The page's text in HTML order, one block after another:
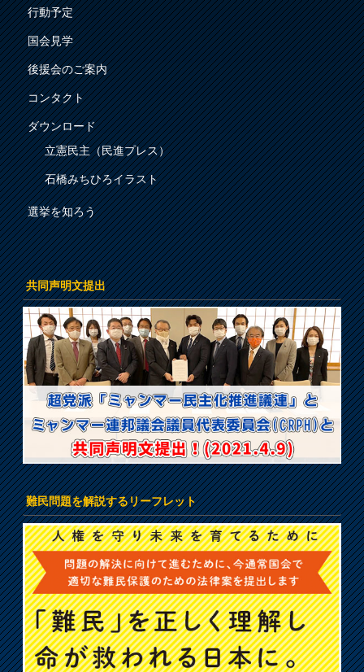
行動予定
国会見学
後援会のご案内
コンタクト
ダウンロード
立憲民主（民進プレス）
石橋みちひろイラスト
選挙を知ろう
共同声明文提出
難民問題を解説するリーフレット